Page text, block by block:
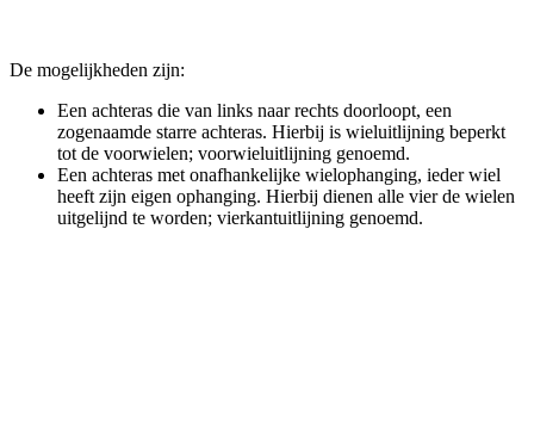
De mogelijkheden zijn:
Een achteras die van links naar rechts doorloopt, een
zogenaamde starre achteras. Hierbij is wieluitlijning beperkt
tot de voorwielen; voorwieluitlijning genoemd.
Een achteras met onafhankelijke wielophanging, ieder wiel
heeft zijn eigen ophanging. Hierbij dienen alle vier de wielen
uitgelijnd te worden; vierkantuitlijning genoemd.